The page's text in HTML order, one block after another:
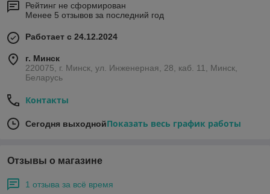
Рейтинг не сформирован
Менее 5 отзывов за последний год
Работает с 24.12.2024
г. Минск
220075, г. Минск, ул. Инженерная, 28, каб. 11, Минск,
Беларусь
Контакты
Сегодня выходнойПоказать весь график работы
Отзывы о магазине
1 отзыва за всё время